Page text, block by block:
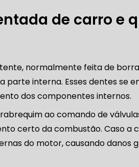
HIDRÁULICAS
CONSERTO REPARO
MANUTENÇÃO DE DIREÇÃO
de carro e
normalmente feita de
parte interna. Esses dentes se
dos componentes internos.
ao comando de
certo da combustão. Caso a
do motor, causando danos